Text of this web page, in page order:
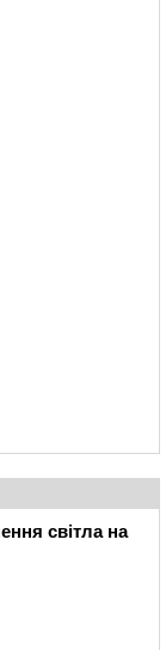
світла на